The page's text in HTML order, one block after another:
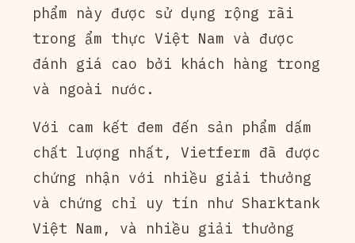
phẩm này được sử dụng rộng rãi
trong ẩm thực Việt Nam và được
đánh giá cao bởi khách hàng trong
và ngoài nước.
Với cam kết đem đến sản phẩm dấm
chất lượng nhất, Vietferm đã được
chứng nhận với nhiều giải thưởng
và chứng chỉ uy tín như Sharktank
Việt Nam, và nhiều giải thưởng